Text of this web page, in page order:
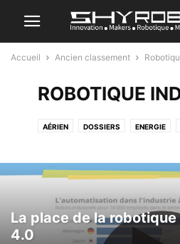
Accueil Ancien classement
ROBOTIQUE
AÉRIEN DOSSIERS ENERGIE
ROBOTIQUE INDUSTRIELLE
SÉRIE DOCUMENTAIRE SPORT
TRANSPORT
La place de la
4.0